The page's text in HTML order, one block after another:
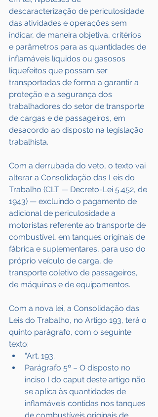
descaracterização de periculosidade
das atividades e operações sem
indicar, de maneira objetiva, critérios
e parâmetros para as quantidades de
inflamáveis líquidos ou gasosos
liquefeitos que possam ser
transportadas de forma a garantir a
proteção e a segurança dos
trabalhadores do setor de transporte
de cargas e de passageiros, em
desacordo ao disposto na legislação
trabalhista.
Com a derrubada do veto, o texto vai
alterar a Consolidação das Leis do
Trabalho (CLT — Decreto-Lei 5.452, de
1943) — excluindo o pagamento de
adicional de periculosidade a
motoristas referente ao transporte de
combustível, em tanques originais de
fábrica e suplementares, para uso do
próprio veículo de carga, de
transporte coletivo de passageiros,
de máquinas e de equipamentos.
Com a nova lei, a Consolidação das
Leis do Trabalho, no Artigo 193, terá o
quinto parágrafo, com o seguinte
texto:
“Art. 193.
Parágrafo 5º – O disposto no
inciso I do caput deste artigo não
se aplica às quantidades de
inflamáveis contidas nos tanques